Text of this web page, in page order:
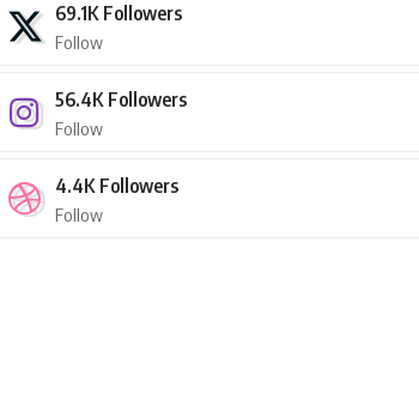
69.1K Followers
Follow
56.4K Followers
Follow
4.4K Followers
Follow